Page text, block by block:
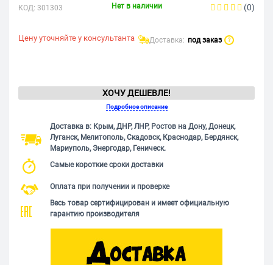
КОД: 301303 Нет в наличии (0)
Цену уточняйте у консультанта Доставка: под заказ ?
ХОЧУ ДЕШЕВЛЕ!
Подробное описание
Доставка в: Крым, ДНР, ЛНР, Ростов на Дону, Донецк,
Луганск, Мелитополь, Скадовск, Краснодар, Бердянск,
Мариуполь, Энергодар, Геническ.
Самые короткие сроки доставки
Оплата при получении и проверке
Весь товар сертифицирован и имеет официальную
гарантию производителя